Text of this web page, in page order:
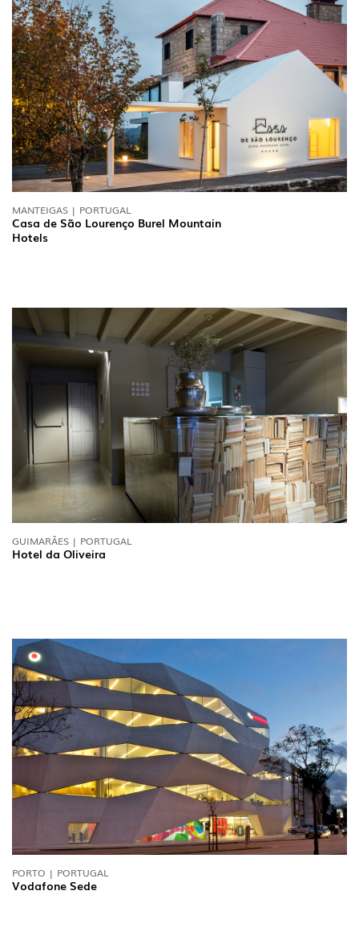
MANTEIGAS | PORTUGAL
Casa de São Lourenço Burel Mountain
Hotels
GUIMARÃES | PORTUGAL
Hotel da Oliveira
PORTO | PORTUGAL
Vodafone Sede